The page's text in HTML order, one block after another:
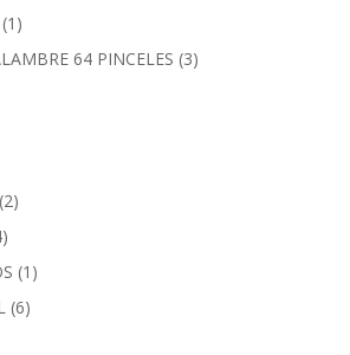
(1)
64 PINCELES (3)
(2)
(1)
(6)